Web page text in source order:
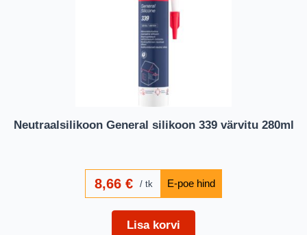
Neutraalsilikoon General silikoon 339 värvitu 280ml
8,66€ tk
Lisa korvi